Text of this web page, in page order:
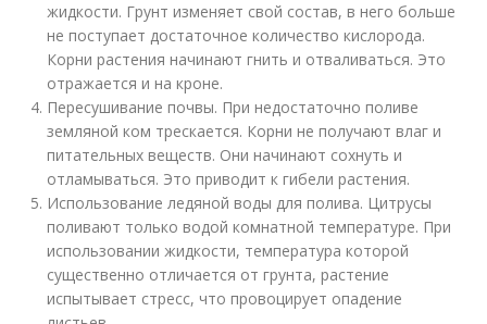
жидкости. Грунт изменяет свой состав, в него больше
не поступает достаточное количество кислорода.
Корни растения начинают гнить и отваливаться. Это
отражается и на кроне.
Пересушивание почвы. При недостаточно поливе
земляной ком трескается. Корни не получают влаг и
питательных веществ. Они начинают сохнуть и
отламываться. Это приводит к гибели растения.
Использование ледяной воды для полива. Цитрусы
поливают только водой комнатной температуре. При
использовании жидкости, температура которой
существенно отличается от грунта, растение
испытывает стресс, что провоцирует опадение